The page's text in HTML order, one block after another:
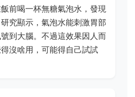
前喝一杯無糖氣泡水，發現
究顯示，氣泡水能刺激胃部
到大腦。不過這效果因人而
沒啥用，可能得自己試試